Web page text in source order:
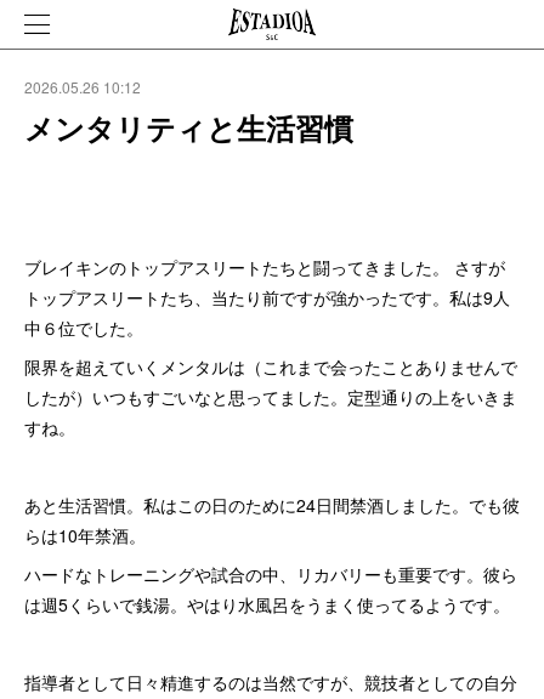
2026.05.26 10:12
メンタリティと生活習慣
ブレイキンのトップアスリートたちと闘ってきました。 さすが
トップアスリートたち、当たり前ですが強かったです。私は9人
中６位でした。
限界を超えていくメンタルは（これまで会ったことありませんで
したが）いつもすごいなと思ってました。定型通りの上をいきま
すね。
あと生活習慣。私はこの日のために24日間禁酒しました。でも彼
らは10年禁酒。
ハードなトレーニングや試合の中、リカバリーも重要です。彼ら
は週5くらいで銭湯。やはり水風呂をうまく使ってるようです。
指導者として日々精進するのは当然ですが、競技者としての自分